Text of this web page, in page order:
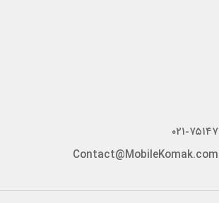
۰۲۱-۷۵۱۴۷
Contact@MobileKomak.com